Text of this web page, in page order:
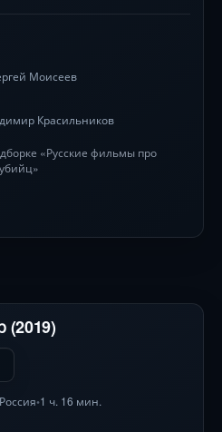
Моисеев
Красильников
«Русские фильмы про
(2019)
Россия•1 ч. 16 мин.